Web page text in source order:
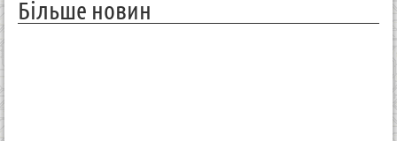
Більше новин